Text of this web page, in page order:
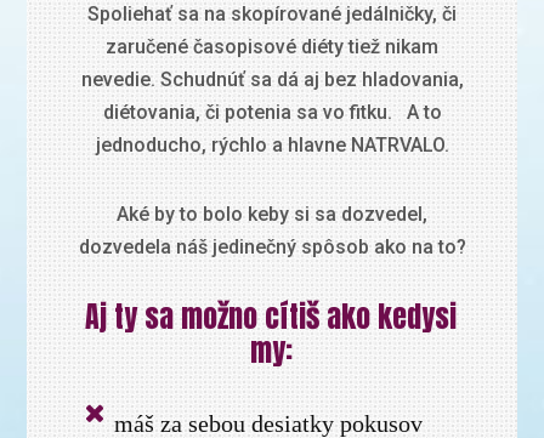
Spoliehať sa na skopírované jedálničky, či
zaručené časopisové diéty tiež nikam
nevedie. Schudnúť sa dá aj bez hladovania,
diétovania, či potenia sa vo fitku. A to
jednoducho, rýchlo a hlavne NATRVALO.
Aké by to bolo keby si sa dozvedel,
dozvedela náš jedinečný spôsob ako na to?
Aj ty sa možno cítiš ako kedysi
my:
máš za sebou desiatky pokusov